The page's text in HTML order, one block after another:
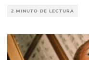
2 MINUTO DE LECTURA